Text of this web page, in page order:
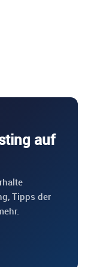
auf
Tipps der